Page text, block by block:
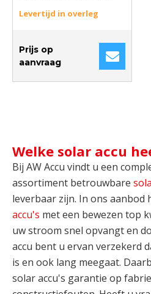
74Ah(20) | 950 AMP
Levertijd in overleg
Prijs op
aanvraag
Welke solar accu
Bij AW Accu vindt u een
assortiment betrouwbare
leverbaar zijn. In ons aanbod
accu's met een bewezen top
uw stroom snel opvangt en
accu bent u ervan verzekerd
is en ook lang meegaat.
solar accu's garantie op